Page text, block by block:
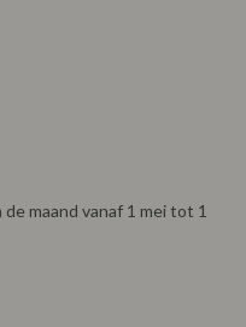
maand vanaf 1 mei tot 1